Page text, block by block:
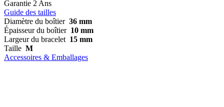
Garantie 2 Ans
Guide des tailles
Diamètre du boîtier 36 mm
Épaisseur du boîtier 10 mm
Largeur du bracelet 15 mm
Taille M
Accessoires & Emballages